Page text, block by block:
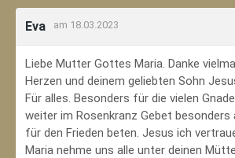
Eva am 18.03.2023
Liebe Mutter Gottes Maria. Danke
Herzen und deinem geliebten Sohn
Für alles. Besonders für die vielen
weiter im Rosenkranz Gebet besonders
für den Frieden beten. Jesus ich
Maria nehme uns alle unter deinen